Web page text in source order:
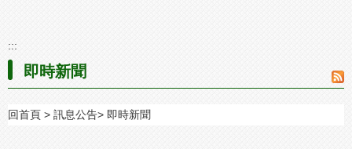
:::
即時新聞
回首頁 訊息公告 即時新聞